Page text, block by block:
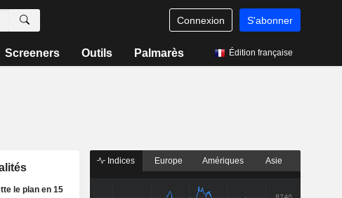
Connexion S'abonner
Screeners Outils Palmarès Édition française
le plan en 15
Indices Europe Amériques Asie